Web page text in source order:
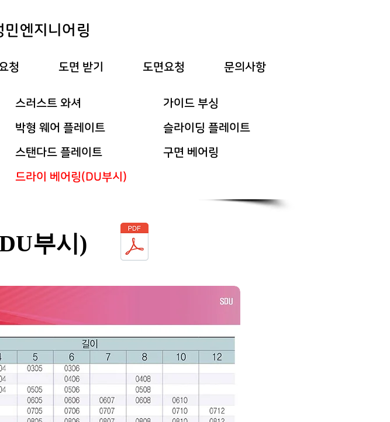
민엔지니어링
청 도면 받기 도면요청 문의사항
스러스트 와셔
박형 웨어 플레이트
스탠다드 플레이트
가이드 부싱
슬라이딩 플레이트
구면 베어링
드라이 베어링(DU부시)
부시)